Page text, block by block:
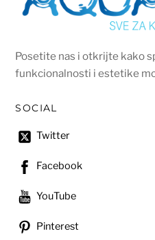
Posetite nas i otkrijte kako
funkcionalnosti i estetike
SOCIAL
Twitter
Facebook
YouTube
Pinterest